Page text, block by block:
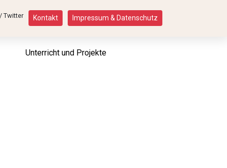
Kontakt Impressum & Datenschutz
Unterricht und Projekte